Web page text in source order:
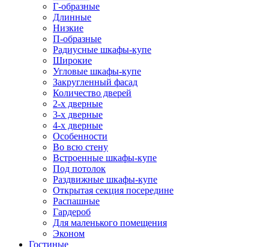
Г-образные
Длинные
Низкие
П-образные
Радиусные шкафы-купе
Широкие
Угловые шкафы-купе
Закругленный фасад
Количество дверей
2-х дверные
3-х дверные
4-х дверные
Особенности
Во всю стену
Встроенные шкафы-купе
Под потолок
Раздвижные шкафы-купе
Открытая секция посередине
Распашные
Гардероб
Для маленького помещения
Эконом
Гостиные